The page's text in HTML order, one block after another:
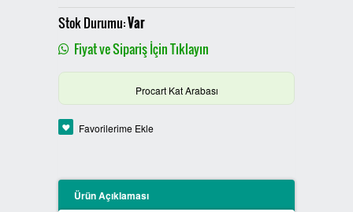
PLASTİK SIFIR ATIK KUTULARI
BOYALI SIFIR ATIK KUTULARI
METAL SIFIR ATIK KUTULARI
ÖZEL ÜRETİM SIFIR ATIK
PROCYCLE SIFIR ATIK
Stok Durumu:Var
Fiyat ve Sipariş İçin Tıklayın
Procart Kat Arabası
Favorilerime Ekle
Ürün Açıklaması